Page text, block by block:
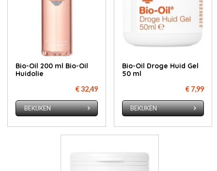
Bio-Oil 200 ml Bio-Oil
Huidolie
€ 32,49
BEKIJKEN
Bio-Oil Droge Huid Gel
50 ml
€ 7,99
BEKIJKEN